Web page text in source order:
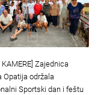
KAMERE] Zajednica
Opatija održala
Sportski dan i feštu